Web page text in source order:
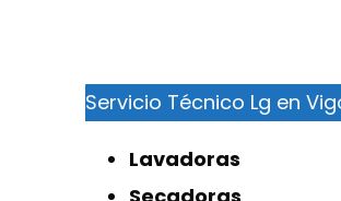
Servicio Técnico Lg en
Lavadoras